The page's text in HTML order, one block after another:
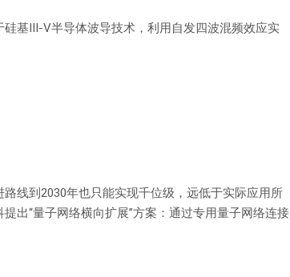
基III-V半导体波导技术，利用‌自发四波混频效应‌实
线到2030年也只能实现‌千位级‌，远低于实际应用所
出‌“量子网络横向扩展”方案‌：通过专用量子网络连接